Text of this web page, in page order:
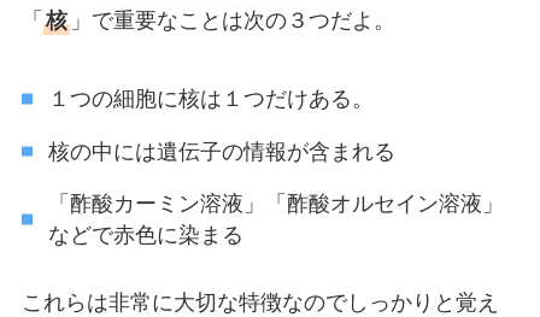
「 核」で重要なことは次の３つだよ。
１つの細胞に核は１つだけある。
核の中には遺伝子の情報が含まれる
「酢酸カーミン溶液」「酢酸オルセイン溶液」
などで赤色に染まる
これらは非常に大切な特徴なのでしっかりと覚え